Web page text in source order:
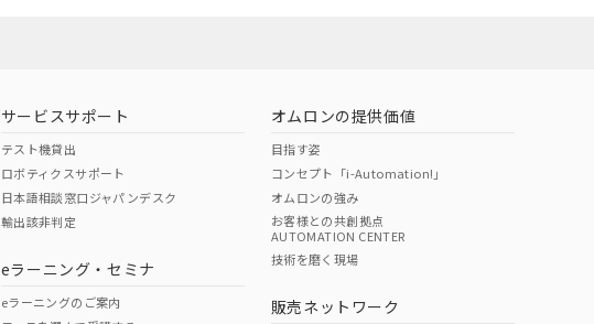
サービスサポート
テスト機貸出
ロボティクスサポート
日本語相談窓口ジャパンデスク
輸出該非判定
eラーニング・セミナ
eラーニングのご案内
オムロンの提供価値
目指す姿
コンセプト「i-Automation!」
オムロンの強み
お客様との共創拠点
AUTOMATION CENTER
技術を磨く現場
販売ネットワーク